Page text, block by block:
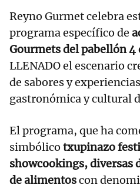
Reyno Gurmet celebra
programa específico de
Gourmets del pabellón 4
LLENADO el escenario
de sabores y
gastronómica y cultural
El programa, que ha
simbólico txupinazo
showcookings, diversas
de alimentoscon